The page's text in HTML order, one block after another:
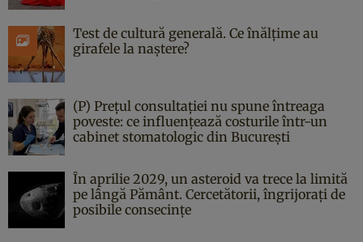
Test de cultură generală. Ce înălțime au
girafele la naștere?
(P) Prețul consultației nu spune întreaga
poveste: ce influențează costurile într-un
cabinet stomatologic din București
În aprilie 2029, un asteroid va trece la limită
pe lângă Pământ. Cercetătorii, îngrijorați de
posibile consecințe